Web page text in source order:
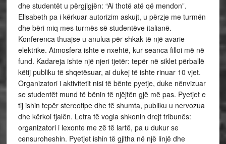
dhe studentët u përgjigjën: “Ai thotë atë që mendon”.
Elisabeth pa i kërkuar autorizim askujt, u përzje me turmën
dhe bëri miq mes turmës së studentëve italianë.
Konferenca thuajse u anulua për shkak të një avarie
elektrike. Atmosfera ishte e nxehtë, kur seanca filloi më në
fund. Kadareja ishte një njeri tjetër: tepër në siklet përballë
këtij publiku të shqetësuar, ai dukej të ishte rinuar 10 vjet.
Organizatori i aktivitetit nisi të bënte pyetje, duke nënvizuar
se studentët mund të bënin të njëjtën gjë më pas. Pyetjet e
tij ishin tepër stereotipe dhe të shumta, publiku u nervozua
dhe kërkoi fjalën. Letra të vogla shkonin drejt tribunës:
organizatori i lexonte me zë të lartë, pa u dukur se
censuroheshin. Pyetjet ishin të gjitha në një linjë dhe